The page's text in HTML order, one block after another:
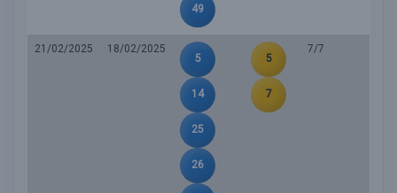
49
21/02/2025
18/02/2025
5
14
25
26
5
7
7/7